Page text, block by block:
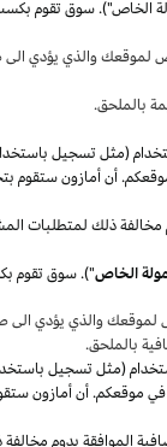
الخاص"). سوق تقوم
لموقعك والذي يؤدي الى
بالملحق.
(مثل تسجيل باستخدام
أن أمازون ستقوم
ذلك لمتطلبات
الخاص
والذي يؤدي الى
بالملحق.
(مثل تسجيل
موقعكم. أن أمازون
الموافقة بدوم